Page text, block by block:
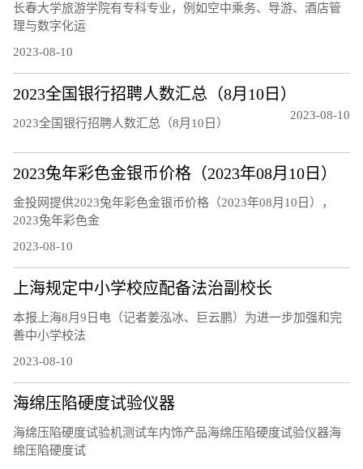
长春大学旅游学院有专科专业，例如空中乘务、导游、酒店管
理与数字化运
2023-08-10
2023全国银行招聘人数汇总（8月10日）
2023全国银行招聘人数汇总（8月10日）
2023-08-10
2023兔年彩色金银币价格（2023年08月10日）
金投网提供2023兔年彩色金银币价格（2023年08月10日），
2023兔年彩色金
2023-08-10
上海规定中小学校应配备法治副校长
本报上海8月9日电（记者姜泓冰、巨云鹏）为进一步加强和完
善中小学校法
2023-08-10
海绵压陷硬度试验仪器
海绵压陷硬度试验机测试车内饰产品海绵压陷硬度试验仪器海
绵压陷硬度试